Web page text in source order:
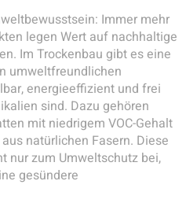
Immer mehr
legen Wert auf nachhaltige
Im Trockenbau gibt es eine
umweltfreundlichen
energieeffizient und frei
sind. Dazu gehören
mit niedrigem VOC-Gehalt
natürlichen Fasern. Diese
nur zum Umweltschutz bei,
gesündere